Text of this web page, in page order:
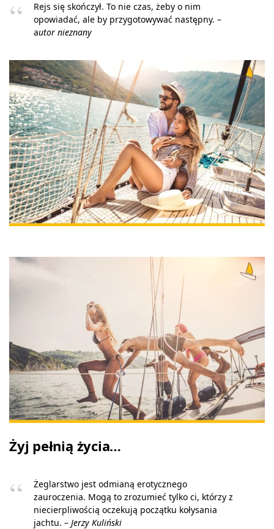
Rejs się skończył. To nie czas, żeby o nim
opowiadać, ale by przygotowywać następny. –
autor nieznany
Żyj pełnią życia…
Żeglarstwo jest odmianą erotycznego
zauroczenia. Mogą to zrozumieć tylko ci, którzy z
niecierpliwością oczekują początku kołysania
jachtu. – Jerzy Kuliński